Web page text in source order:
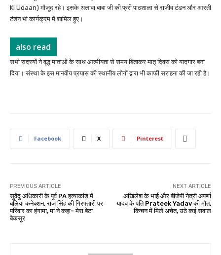
Ki Udaan) मौजूद रहे। इसके अलावा बाबा जी की फ्री पाठशाला से राजीव टंडन और आरती
टंडन भी कार्यक्रम में शामिल हुए।
also read
सभी सदस्यों ने वृद्ध माताओं के साथ आत्मीयता से समय बिताकर मातृ दिवस को यादगार बना
दिया। संस्था के इस मानवीय प्रयास की स्थानीय लोगों द्वारा भी काफी सराहना की जा रही है।
Facebook X Pinterest
PREVIOUS ARTICLE
सुवेंदु अधिकारी के पूर्व PA हत्याकांड में
बलिया कनेक्शन, राज सिंह की गिरफ्तारी पर
परिवार का हंगामा, मां ने कहा- मेरा बेटा
बेकसूर
NEXT ARTICLE
अखिलेश के भाई और बीजेपी नेत्री अपर्णा
यादव के पति Prateek Yadav की मौत,
किचन में मिले अचेत, उठे कई सवाल